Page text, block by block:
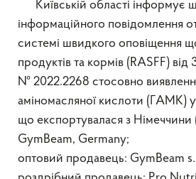
Київській області
інформаційного повідомлення
системі швидкого оповіщення
продуктів та кормів (RASFF)
№ 2022.2268 стосовно
аміномасляної кислоти (ГАМК) у
що експортувалася з
GymBeam, Germany;
оптовий продавець: GymBeam